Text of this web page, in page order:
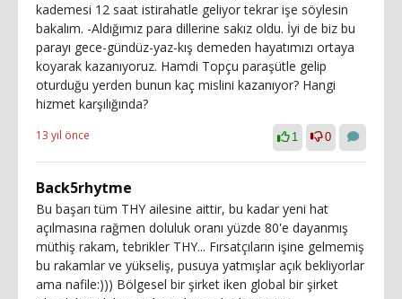
kademesi 12 saat istirahatle geliyor tekrar işe söylesin
bakalım. -Aldığımız para dillerine sakız oldu. İyi de biz bu
parayı gece-gündüz-yaz-kış demeden hayatımızı ortaya
koyarak kazanıyoruz. Hamdi Topçu paraşütle gelip
oturduğu yerden bunun kaç mislini kazanıyor? Hangi
hizmet karşılığında?
13 yıl önce 1 0
Back5rhytme
Bu başarı tüm THY ailesine aittir, bu kadar yeni hat
açılmasına rağmen doluluk oranı yüzde 80'e dayanmış
müthiş rakam, tebrikler THY... Fırsatçıların işine gelmemiş
bu rakamlar ve yükseliş, pusuya yatmışlar açık bekliyorlar
ama nafile:))) Bölgesel bir şirket iken global bir şirket